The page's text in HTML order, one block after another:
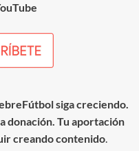
siga creciendo.
donación. Tu aportación
creando contenido.